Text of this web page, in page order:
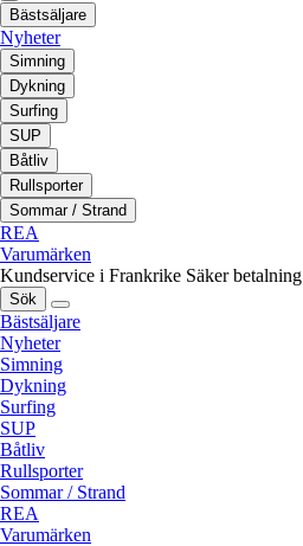
Bästsäljare
Nyheter
Simning
Dykning
Surfing
SUP
Båtliv
Rullsporter
Sommar / Strand
REA
Varumärken
Kundservice i Frankrike Säker betalning
Sök
Bästsäljare
Nyheter
Simning
Dykning
Surfing
SUP
Båtliv
Rullsporter
Sommar / Strand
REA
Varumärken